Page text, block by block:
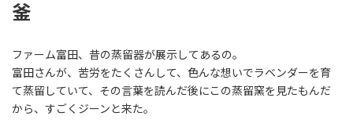
釜
ファーム富田、昔の蒸留器が展示してあるの。
富田さんが、苦労をたくさんして、色んな想いでラベンダーを育
て蒸留していて、その言葉を読んだ後にこの蒸留窯を見たもんだ
から、すごくジーンと来た。